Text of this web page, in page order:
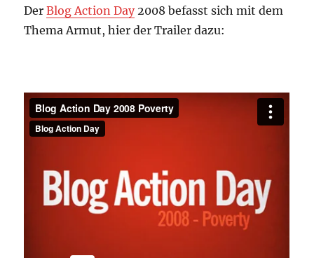
DerBlog Action Day2008 befasst sich mit dem
Thema Armut, hier der Trailer dazu: